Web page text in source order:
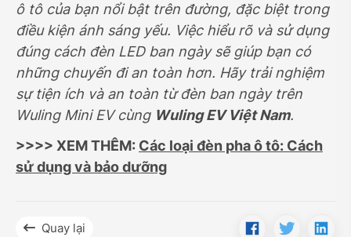
ô tô của bạn nổi bật trên đường, đặc biệt trong
điều kiện ánh sáng yếu. Việc hiểu rõ và sử dụng
đúng cách đèn LED ban ngày sẽ giúp bạn có
những chuyến đi an toàn hơn. Hãy trải nghiệm
sự tiện ích và an toàn từ đèn ban ngày trên
Wuling Mini EV cùng Wuling EV Việt Nam.
>>>> XEM THÊM: Các loại đèn pha ô tô: Cách
sử dụng và bảo dưỡng
Quay lại